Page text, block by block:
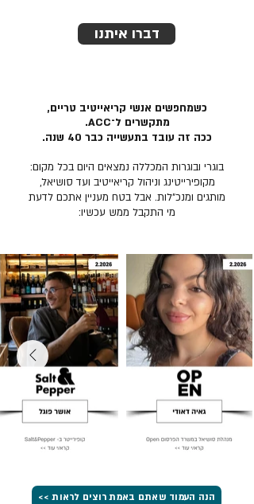
דברו איתנו
כשמחפשים אנשי קריאייטיב טריים,
מתקשרים ל־ACC.
ככה זה עובד בתעשייה כבר 40 שנה.
בוגרי ובוגרות המכללה נמצאים היום בכל מקום:
מקופירייטינג וניהול קריאייטיב ועד סושיאל,
מותגים ומנכ״לות. אבל בטח מעניין אתכם לדעת
מי התקבל ממש עכשיו:
הנה העמוד שאתם באמת רוצים לראות >>